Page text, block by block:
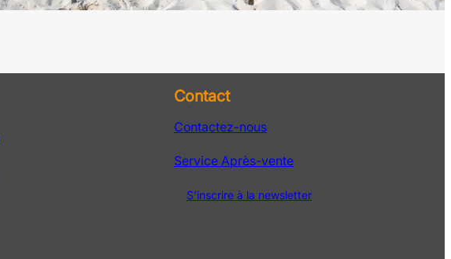
Contact
Contactez-nous
Service Après-vente
S’inscrire à la newsletter